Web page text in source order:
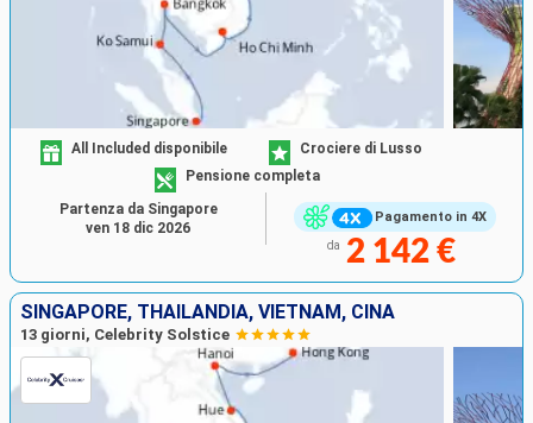
Pagamento in 4X
All Included disponibile
Crociere di Lusso
Pensione completa
da 2 142 €
Partenza da Singapore
ven 18 dic 2026
SINGAPORE, THAILANDIA, VIETNAM, CINA
13 giorni, Celebrity Solstice